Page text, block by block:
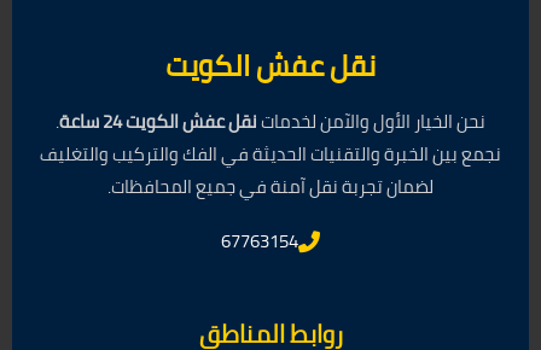
نقل عفش الكويت
نحن الخيار الأول والآمن لخدماتنقل عفش الكويت 24 ساعة
.
نجمع بين الخبرة والتقنيات الحديثة في الفك والتركيب والتغليف
لضمان تجربة نقل آمنة في جميع المحافظات.
67763154
روابط المناطق